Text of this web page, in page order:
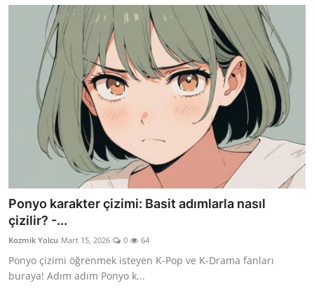
Ponyo karakter çizimi: Basit adımlarla nasıl
çizilir? -...
Kozmik Yolcu Mart 15, 2026 0 64
Ponyo çizimi öğrenmek isteyen K-Pop ve K-Drama fanları
buraya! Adım adım Ponyo k...